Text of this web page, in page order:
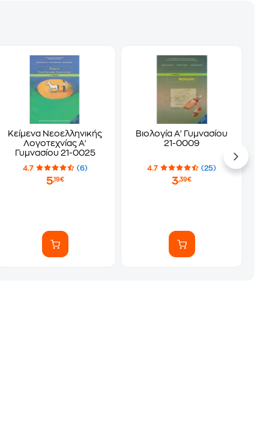
Κείμενα Νεοελληνικής
Λογοτεχνίας Α'
Γυμνασίου 21-0025
4.7 (6)
5,19€
Βιολογία Α' Γυμνασίου
21-0009
4.7 (25)
3,39€